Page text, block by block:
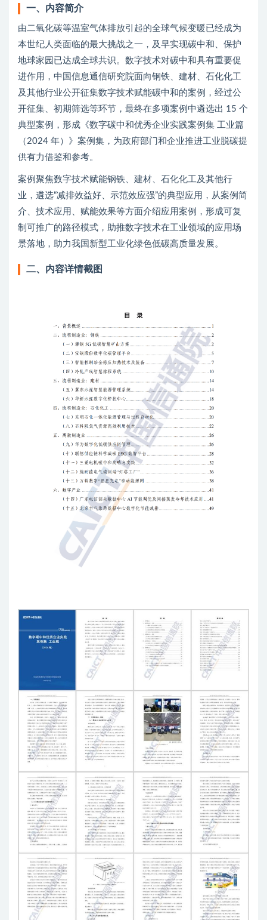
一、内容简介
由二氧化碳等温室气体排放引起的全球气候变暖已经成为
本世纪人类面临的最大挑战之一，及早实现碳中和、保护
地球家园已达成全球共识。数字技术对碳中和具有重要促
进作用，中国信息通信研究院面向钢铁、建材、石化化工
及其他行业公开征集数字技术赋能碳中和的案例，经过公
开征集、初期筛选等环节，最终在多项案例中遴选出 15 个
典型案例，形成《数字碳中和优秀企业实践案例集 工业篇
（2024 年）》案例集，为政府部门和企业推进工业脱碳提
供有力借鉴和参考。
案例聚焦数字技术赋能钢铁、建材、石化化工及其他行
业，遴选“减排效益好、示范效应强”的典型应用，从案例简
介、技术应用、赋能效果等方面介绍应用案例，形成可复
制可推广的路径模式，助推数字技术在工业领域的应用场
景落地，助力我国新型工业化绿色低碳高质量发展。
二、内容详情截图